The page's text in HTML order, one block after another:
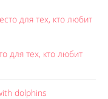
для тех, кто любит